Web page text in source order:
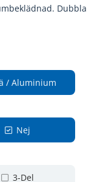
Dubbla
/ Aluminium
Nej
3-Del